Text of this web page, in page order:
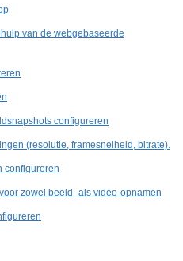
van de webgebaseerde
configureren
(resolutie, framesnelheid, bitrate).
configureren
zowel beeld- als video-opnamen